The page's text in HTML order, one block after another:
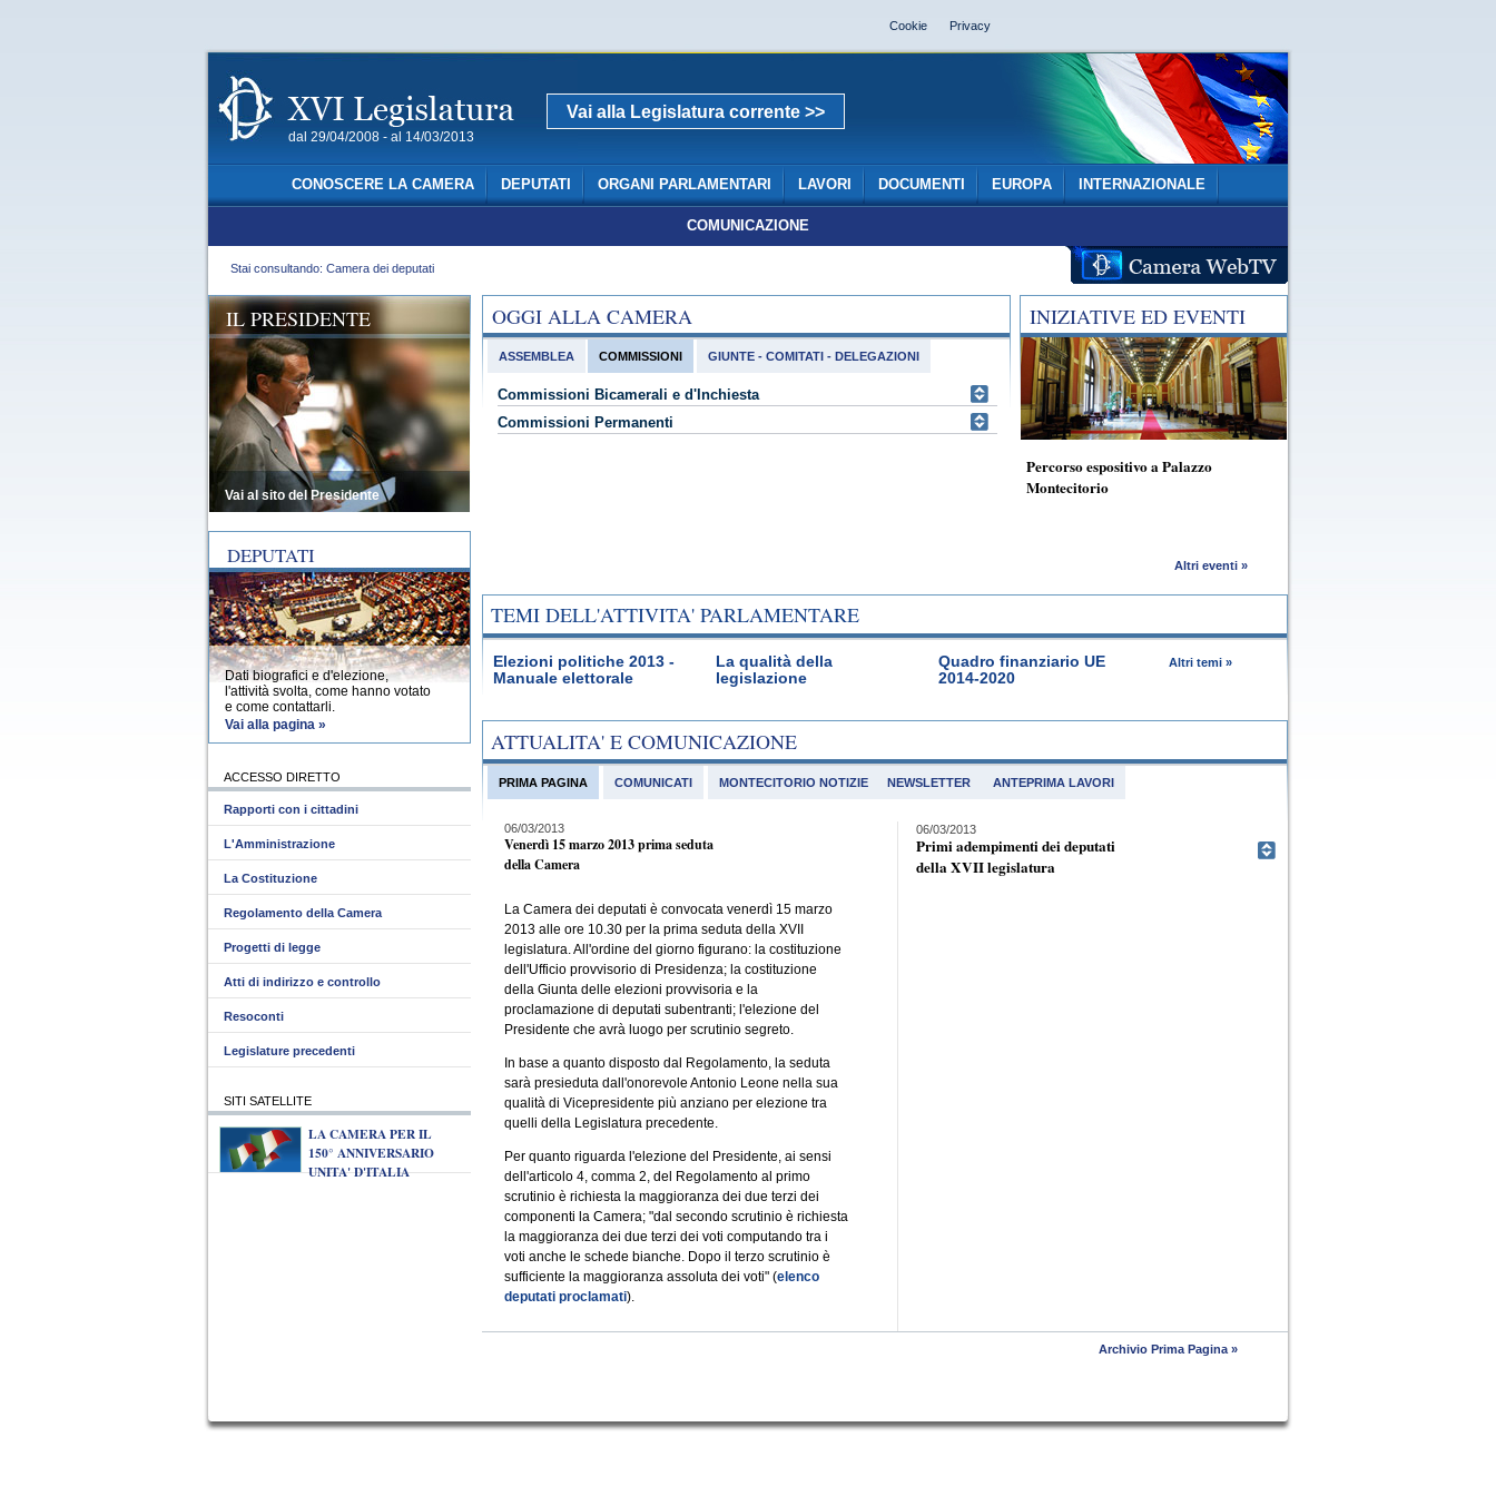
Cookie Privacy
dal 29/04/2008 - al 14/03/2013
Vai alla Legislatura corrente >>
CONOSCERE LA CAMERA DEPUTATI ORGANI PARLAMENTARI LAVORI DOCUMENTI EUROPA INTERNAZIONALE
COMUNICAZIONE
Stai consultando: Camera dei deputati
OGGI ALLA CAMERA
ASSEMBLEA COMMISSIONI
Commissioni Bicamerali e d'Inchiesta
Commissioni Permanenti
GIUNTE - COMITATI - DELEGAZIONI
INIZIATIVE ED EVENTI
Percorso espositivo a Palazzo
Montecitorio
Altri eventi »
TEMI DELL'ATTIVITA' PARLAMENTARE
Elezioni politiche 2013 -
Manuale elettorale
La qualità della
legislazione
Quadro finanziario UE
2014-2020
Altri temi »
ATTUALITA' E COMUNICAZIONE
PRIMA PAGINA
06/03/2013
Venerdì 15 marzo 2013 prima seduta
della Camera
La Camera dei deputati è convocata venerdì 15 marzo
2013 alle ore 10.30 per la prima seduta della XVII
legislatura. All'ordine del giorno figurano: la costituzione
dell'Ufficio provvisorio di Presidenza; la costituzione
della Giunta delle elezioni provvisoria e la
proclamazione di deputati subentranti; l'elezione del
Presidente che avrà luogo per scrutinio segreto.
In base a quanto disposto dal Regolamento, la seduta
sarà presieduta dall'onorevole Antonio Leone nella sua
qualità di Vicepresidente più anziano per elezione tra
quelli della Legislatura precedente.
Per quanto riguarda l'elezione del Presidente, ai sensi
dell'articolo 4, comma 2, del Regolamento al primo
scrutinio è richiesta la maggioranza dei due terzi dei
componenti la Camera; "dal secondo scrutinio è richiesta
la maggioranza dei due terzi dei voti computando tra i
voti anche le schede bianche. Dopo il terzo scrutinio è
sufficiente la maggioranza assoluta dei voti" (elenco
deputati proclamati).
06/03/2013
Primi adempimenti dei deputati
della XVII legislatura
Archivio Prima Pagina »
COMUNICATI MONTECITORIO NOTIZIE ANTEPRIMA LAVORI
NEWSLETTER
IL PRESIDENTE
Vai al sito del Presidente
DEPUTATI
Dati biografici e d'elezione,
l'attività svolta, come hanno votato
e come contattarli.
Vai alla pagina »
ACCESSO DIRETTO
Rapporti con i cittadini
L'Amministrazione
La Costituzione
Regolamento della Camera
Progetti di legge
Atti di indirizzo e controllo
Resoconti
Legislature precedenti
SITI SATELLITE
LA CAMERA PER IL
150° ANNIVERSARIO
UNITA' D'ITALIA